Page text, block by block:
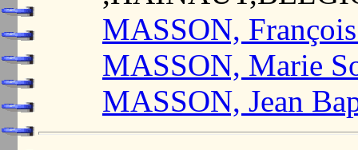
MASSON,
MASSON, Marie
MASSON, Jean